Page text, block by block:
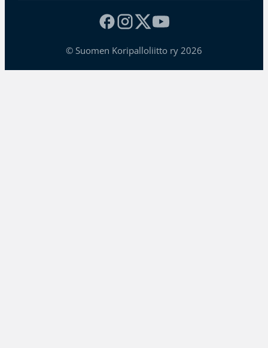
© Suomen Koripalloliitto ry 2026